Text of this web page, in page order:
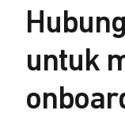
untuk